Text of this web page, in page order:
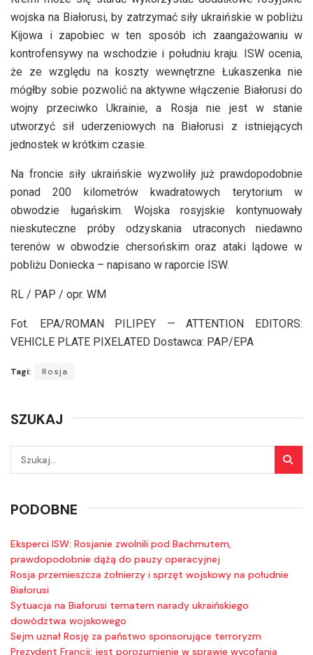
wojska na Białorusi, by zatrzymać siły ukraińskie w pobliżu
Kijowa i zapobiec w ten sposób ich zaangażowaniu w
kontrofensywy na wschodzie i południu kraju. ISW ocenia,
że ze względu na koszty wewnętrzne Łukaszenka nie
mógłby sobie pozwolić na aktywne włączenie Białorusi do
wojny przeciwko Ukrainie, a Rosja nie jest w stanie
utworzyć sił uderzeniowych na Białorusi z istniejących
jednostek w krótkim czasie.
Na froncie siły ukraińskie wyzwoliły już prawdopodobnie
ponad 200 kilometrów kwadratowych terytorium w
obwodzie ługańskim. Wojska rosyjskie kontynuowały
nieskuteczne próby odzyskania utraconych niedawno
terenów w obwodzie chersońskim oraz ataki lądowe w
pobliżu Doniecka – napisano w raporcie ISW.
RL / PAP / opr. WM
Fot. EPA/ROMAN PILIPEY — ATTENTION EDITORS:
VEHICLE PLATE PIXELATED Dostawca: PAP/EPA
Tagi: Rosja
SZUKAJ
PODOBNE
Eksperci ISW: Rosjanie zwolnili pod Bachmutem,
prawdopodobnie dążą do pauzy operacyjnej
Rosja przemieszcza żołnierzy i sprzęt wojskowy na południe
Białorusi
Sytuacja na Białorusi tematem narady ukraińskiego
dowództwa wojskowego
Sejm uznał Rosję za państwo sponsorujące terroryzm
Prezydent Francji: jest porozumienie w sprawie wycofania